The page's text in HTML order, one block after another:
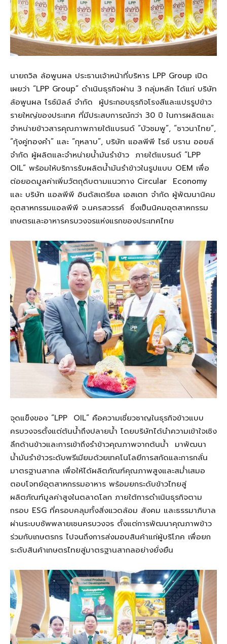
นายถวิล ล้อพูนผล ประธานเจ้าหน้าที่บริหาร LPP Group เปิด
เผยว่า “LPP Group” ดำเนินธุรกิจผ่าน 3 กลุ่มหลัก ได้แก่ บริษัท
ล้อพูนผล ไรซ์มิลล์ จำกัด ผู้ประกอบธุรกิจโรงสีและแปรรูปข้าว
รายใหญ่ของประเทศ ที่มีประสบการณ์กว่า 30 ปี ในการผลิตและ
จำหน่ายข้าวสารคุณภาพภายใต้แบรนด์ “บัวชมพู”, “ชาวนาไทย”,
“กุ้งคู่ทองคำ” และ “กุหลาบ”, บริษัท แอลพีพี ไรซ์ บราน ออยล์
จำกัด ผู้ผลิตและจำหน่ายน้ำมันรำข้าว ภายใต้แบรนด์ “LPP
OIL” พร้อมให้บริการรับผลิตน้ำมันรำข้าวในรูปแบบ OEM เพื่อ
ต่อยอดมูลค่าเพิ่มวัตถุดิบตามแนวทาง Circular Economy
และ บริษัท แอลพีพี อินดัสเตรียล เอสเตท จำกัด ผู้พัฒนานิคม
อุตสาหกรรมแอลพีพี จ.นครสวรรค์ ซึ่งเป็นนิคมอุตสาหกรรม
เกษตรและอาหารครบวงจรแห่งแรกของประเทศไทย
จุดแข็งของ “LPP OIL” คือความเชี่ยวชาญในธุรกิจข้าวแบบ
ครบวงจรตั้งแต่ต้นน้ำถึงปลายน้ำ โดยบริษัทได้นำความเข้าใจเชิง
ลึกด้านข้าวและการเข้าถึงรำข้าวคุณภาพจากต้นน้ำ มาพัฒนา
น้ำมันรำข้าวระดับพรีเมียมด้วยเทคโนโลยีการสกัดและการกลั่น
มาตรฐานสากล เพื่อให้ได้ผลิตภัณฑ์คุณภาพสูงและสม่ำเสมอ
ตอบโจทย์อุตสาหกรรมอาหาร พร้อมยกระดับข้าวไทยสู่
ผลิตภัณฑ์มูลค่าสูงในตลาดโลก ภายใต้การดำเนินธุรกิจตาม
กรอบ ESG ที่ครอบคลุมทั้งสิ่งแวดล้อม สังคม และธรรมาภิบาล
ผ่านระบบซัพพลายเชนครบวงจร ตั้งแต่การพัฒนาคุณภาพข้าว
ร่วมกับเกษตรกร ไปจนถึงการส่งมอบสินค้าแก่ผู้บริโภค เพื่อยก
ระดับสินค้าเกษตรไทยสู่มาตรฐานสากลอย่างยั่งยืน